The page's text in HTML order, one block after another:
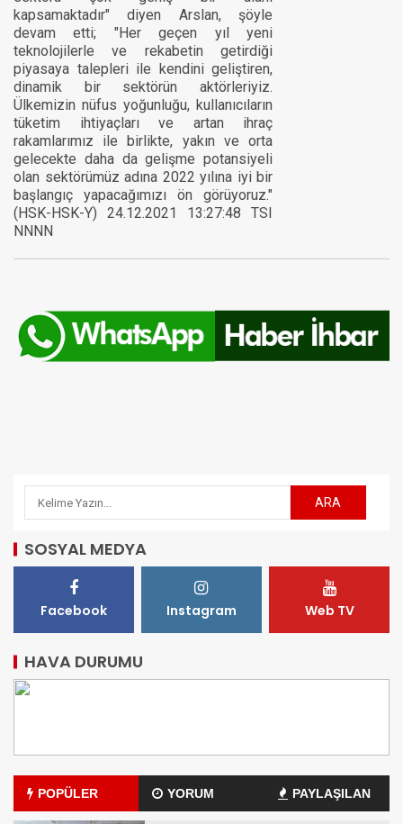
kapsamaktadır" diyen Arslan, şöyle
devam etti; "Her geçen yıl yeni
teknolojilerle ve rekabetin getirdiği
piyasaya talepleri ile kendini geliştiren,
dinamik bir sektörün aktörleriyiz.
Ülkemizin nüfus yoğunluğu, kullanıcıların
tüketim ihtiyaçları ve artan ihraç
rakamlarımız ile birlikte, yakın ve orta
gelecekte daha da gelişme potansiyeli
olan sektörümüz adına 2022 yılına iyi bir
başlangıç yapacağımızı ön görüyoruz."
(HSK-HSK-Y) 24.12.2021 13:27:48 TSI
NNNN
SOSYAL MEDYA
Facebook Instagram Web TV
HAVA DURUMU
POPÜLER YORUM PAYLAŞILAN